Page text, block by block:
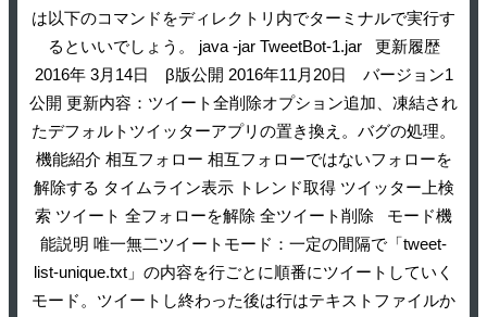
は以下のコマンドをディレクトリ内でターミナルで実行す
るといいでしょう。 java -jar TweetBot-1.jar 更新履歴
2016年 3月14日 β版公開 2016年11月20日 バージョン1
公開 更新内容：ツイート全削除オプション追加、凍結され
たデフォルトツイッターアプリの置き換え。バグの処理。
機能紹介 相互フォロー 相互フォローではないフォローを
解除する タイムライン表示 トレンド取得 ツイッター上検
索 ツイート 全フォローを解除 全ツイート削除 モード機
能説明 唯一無二ツイートモード：一定の間隔で「tweet-
list-unique.txt」の内容を行ごとに順番にツイートしていく
モード。ツイートし終わった後は行はテキストファイルか